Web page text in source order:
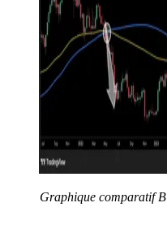
Graphique comparatif